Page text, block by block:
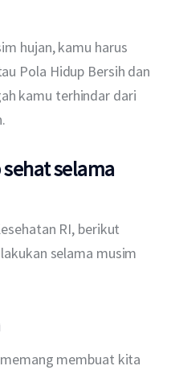
hujan, kamu harus
Pola Hidup Bersih dan
kamu terhindar dari
selama
RI, berikut
selama musim
membuat kita